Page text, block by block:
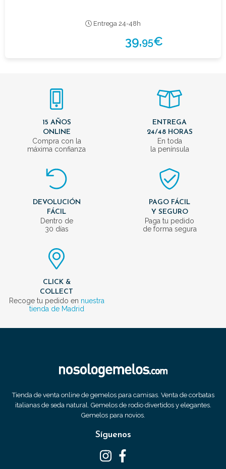
Entrega 24-48h
39,95€
15 AÑOS
ONLINE
Compra con la
máxima confianza
ENTREGA
24/48 HORAS
En toda
la península
DEVOLUCIÓN
FÁCIL
Dentro de
30 días
PAGO FÁCIL
Y SEGURO
Paga tu pedido
de forma segura
CLICK &
COLLECT
Recoge tu pedido en nuestra
tienda de Madrid
Tienda de venta online de gemelos para camisas. Venta de corbatas
italianas de seda natural. Gemelos de rodio divertidos y elegantes.
Gemelos para novios.
Síguenos